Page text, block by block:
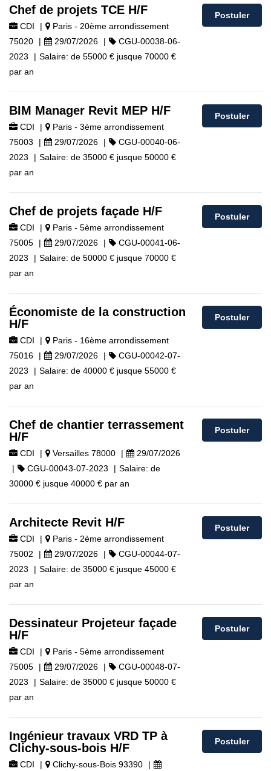
Chef de projets TCE H/F
CDI |
Paris - 20ème arrondissement
75020
| 29/07/2026 |
CGU-00038-06-
2023
| Salaire: de 55000 € jusque 70000 €
par an
Postuler
BIM Manager Revit MEP H/F
CDI |
Paris - 3ème arrondissement
75003
| 29/07/2026 |
CGU-00040-06-
2023
| Salaire: de 35000 € jusque 50000 €
par an
Postuler
Chef de projets façade H/F
CDI |
Paris - 5ème arrondissement
75005
| 29/07/2026 |
CGU-00041-06-
2023
| Salaire: de 50000 € jusque 70000 €
par an
Postuler
Économiste de la construction
H/F
CDI |
Paris - 16ème arrondissement
75016
| 29/07/2026 |
CGU-00042-07-
2023
| Salaire: de 40000 € jusque 55000 €
par an
Postuler
Chef de chantier terrassement
H/F
CDI | Versailles 78000 |
29/07/2026
|
CGU-00043-07-2023 | Salaire: de
30000 € jusque 40000 € par an
Postuler
Architecte Revit H/F
CDI |
Paris - 2ème arrondissement
75002
| 29/07/2026 |
CGU-00044-07-
2023
| Salaire: de 35000 € jusque 45000 €
par an
Postuler
Dessinateur Projeteur façade
H/F
CDI |
Paris - 5ème arrondissement
75005
| 29/07/2026 |
CGU-00048-07-
2023
| Salaire: de 35000 € jusque 50000 €
par an
Postuler
Ingénieur travaux VRD TP à
Clichy-sous-bois H/F
CDI | Clichy-sous-Bois 93390
|
Postuler